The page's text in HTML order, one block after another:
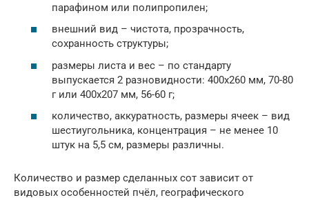
парафином или полипропилен;
внешний вид – чистота, прозрачность,
сохранность структуры;
размеры листа и вес – по стандарту
выпускается 2 разновидности: 400х260 мм, 70-80
г или 400х207 мм, 56-60 г;
количество, аккуратность, размеры ячеек – вид
шестиугольника, концентрация – не менее 10
штук на 5,5 см, размеры различны.
Количество и размер сделанных сот зависит от
видовых особенностей пчёл, географического